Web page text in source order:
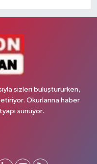
sizleri buluştururken,
Okurlarına haber
sunuyor.